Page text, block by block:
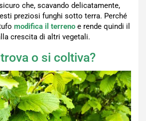
che, scavando delicatamente,
preziosi funghi sotto terra. Perché
modifica il terreno e rende quindi il
crescita di altri vegetali.
o si coltiva?